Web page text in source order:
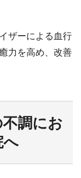
ザーによる血行
力を高め、改善
調にお
へ